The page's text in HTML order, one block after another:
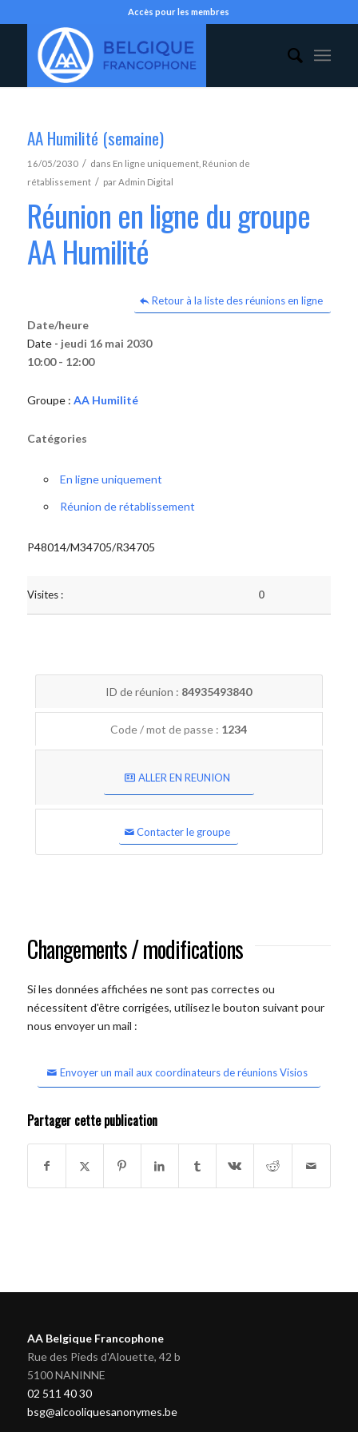
Accès pour les membres
AA Humilité (semaine)
16/05/2030 / dans En ligne uniquement, Réunion de
rétablissement / parAdmin Digital
Réunion en ligne du groupe
AA Humilité
Retour à la liste des réunions en ligne
Date/heure
Date - jeudi 16 mai 2030
10:00 - 12:00
Groupe : AA Humilité
Catégories
En ligne uniquement
Réunion de rétablissement
P48014/M34705/R34705
Visites : 0
ID de réunion : 84935493840
Code / mot de passe : 1234
ALLER EN REUNION
Contacter le groupe
Changements / modifications
Si les données affichées ne sont pas correctes ou
nécessitent d'être corrigées, utilisez le bouton suivant pour
nous envoyer un mail :
Envoyer un mail aux coordinateurs de réunions Visios
Partager cette publication
AA Belgique Francophone
Rue des Pieds d'Alouette, 42 b
5100 NANINNE
02 511 40 30
bsg@alcooliquesanonymes.be